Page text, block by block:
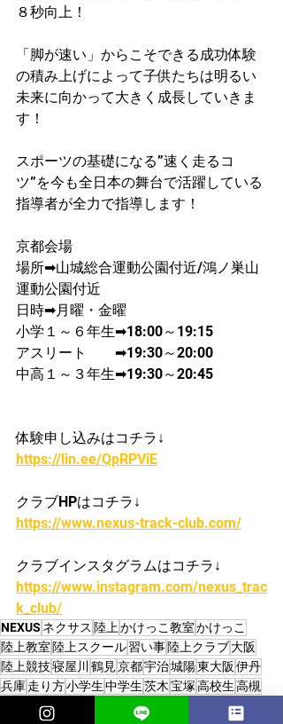
８秒向上！​
「脚が速い」からこそできる成功体験
の積み上げによって子供たちは明るい
未来に向かって大きく成長していきま
す！
スポーツの基礎になる”速く走るコ
ツ”を今も全日本の舞台で活躍している
指導者が​全力で指導します！
京都会場
場所➡山城総合運動公園付近/鴻ノ巣山
運動公園付近
日時➡月曜・金曜
​小学１～６年生➡18:00～19:15
アスリート　　➡19:30～20:00
中高１～３年生➡19:30～20:45
体験申し込みはコチラ↓
https://lin.ee/QpRPViE
クラブHPはコチラ↓
https://www.nexus-track-club.com/
クラブインスタグラムはコチラ↓
https://www.instagram.com/nexus_trac
k_club/
NEXUS ネクサス 陸上かけっこ教室かけっこ
陸上教室 陸上スクール習い事陸上クラブ大阪
陸上競技寝屋川 鶴見京都宇治城陽東大阪 伊丹
兵庫走り方小学生中学生茨木宝塚高校生高槻
かけっこクラブ/陸上クラブ